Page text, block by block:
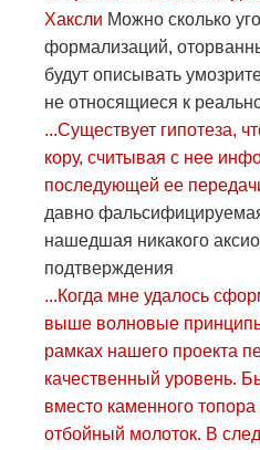
Хаксли Можно сколько
формализаций,
будут описывать
не относящиеся к
...Существует гипотеза,
кору, считывая с нее
последующей ее
давно
нашедшая никакого
подтверждения
...Когда мне удалось
выше волновые
рамках нашего проекта
качественный уровень.
вместо каменного
отбойный молоток. В